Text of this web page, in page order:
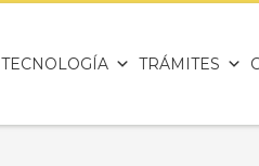
TECNOLOGÍA TRÁMITES